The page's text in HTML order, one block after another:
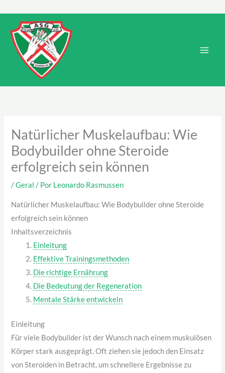
para
o
conteúdo
Natürlicher Muskelaufbau: Wie
Bodybuilder ohne Steroide
erfolgreich sein können
/Geral / Por Leonardo Rasmussen
Natürlicher Muskelaufbau: Wie Bodybuilder ohne Steroide
erfolgreich sein können
Inhaltsverzeichnis
Einleitung
Effektive Trainingsmethoden
Die richtige Ernährung
Die Bedeutung der Regeneration
Mentale Stärke entwickeln
Einleitung
Für viele Bodybuilder ist der Wunsch nach einem muskulösen
Körper stark ausgeprägt. Oft ziehen sie jedoch den Einsatz
von Steroiden in Betracht, um schnellere Ergebnisse zu